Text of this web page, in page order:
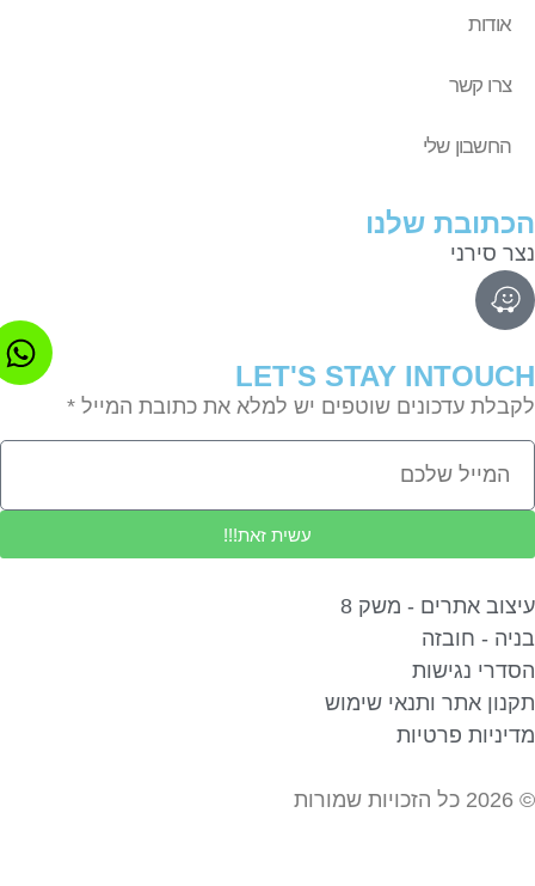
אודות
צרו קשר
החשבון שלי
שלנו
סירני
LET'S STAY
עדכונים שוטפים יש למלא את כתובת המייל *
עשית זאת!!!
אתרים - משק 8
- חובזה
נגישות
אתר ותנאי שימוש
פרטיות